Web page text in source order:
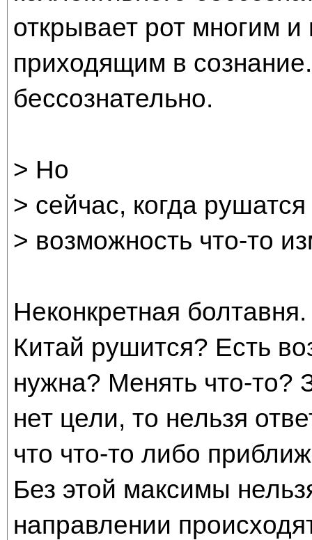
открывает рот многим
приходящим в
бессознательно.
> Но
> сейчас, когда
> возможность что-то
Неконкретная
Китай рушится? Есть
нужна? Менять что-то?
нет цели, то нельзя
что что-то либо
Без этой максимы
направлении